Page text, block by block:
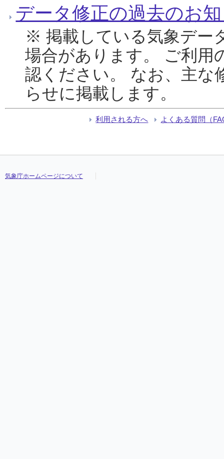
データ修正の過去のお
※ 掲載している気象デー
場合があります。 ご利用
認ください。 なお、主な
らせに掲載します。
利用される方へ よくある質問（
気象庁ホームページについて